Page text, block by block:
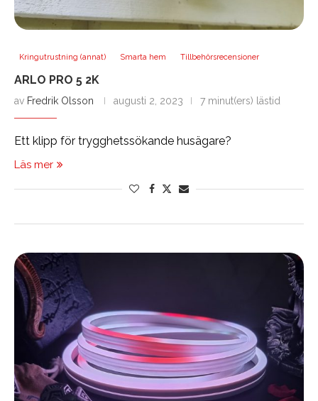
Kringutrustning (annat) Smarta hem Tillbehörsrecensioner
ARLO PRO 5 2K
av Fredrik Olsson augusti 2, 2023 7 minut(ers) lästid
Ett klipp för trygghetssökande husägare?
Läs mer